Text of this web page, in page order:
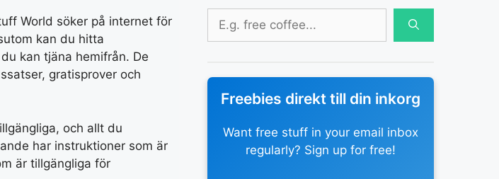
World söker på internet för
kan du hitta
kan tjäna hemifrån. De
gratisprover och
och allt du
har instruktioner som är
är tillgängliga för
Sök
efter:
Freebies direkt till din inkorg
Want free stuff in your email inbox
regularly? Sign up for free!